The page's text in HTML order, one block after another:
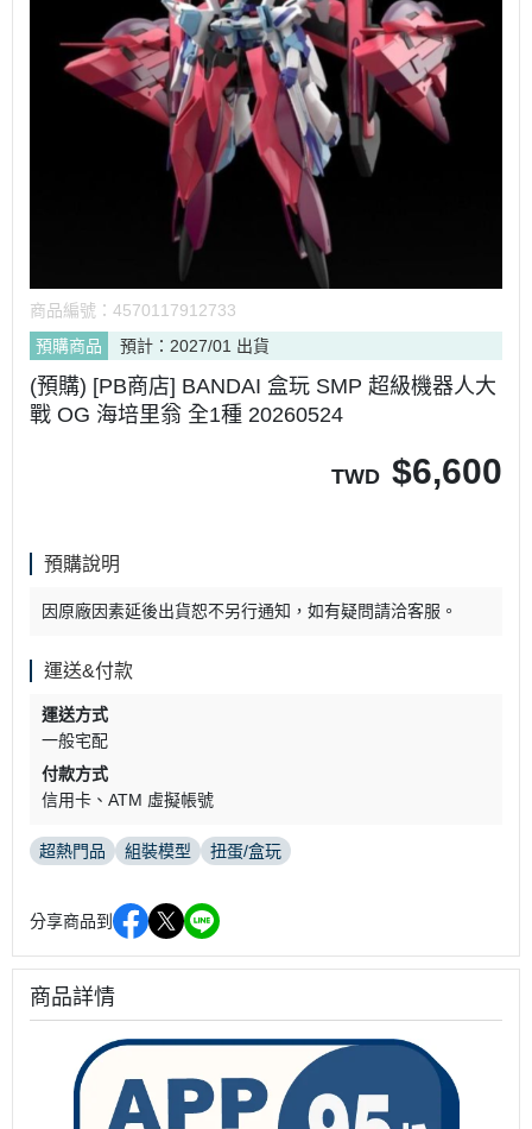
商品編號： 4570117912733
預購商品
預計：2027/01 出貨
(預購) [PB商店] BANDAI 盒玩 SMP 超級機器人大
戰 OG 海培里翁 全1種 20260524
TWD $6,600
預購說明
因原廠因素延後出貨恕不另行通知，如有疑問請洽客服。
運送&付款
運送方式
一般宅配
付款方式
信用卡
ATM 虛擬帳號
超熱門品 組裝模型 扭蛋/盒玩
分享商品到
商品詳情